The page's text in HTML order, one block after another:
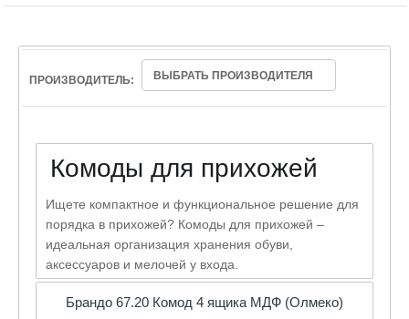
ПРОИЗВОДИТЕЛЬ: ВЫБРАТЬ ПРОИЗВОДИТЕЛЯ
Комоды для прихожей
Ищете компактное и функциональное решение для
порядка в прихожей? Комоды для прихожей –
идеальная организация хранения обуви,
аксессуаров и мелочей у входа.
Брандо 67.20 Комод 4 ящика МДФ (Олмеко)